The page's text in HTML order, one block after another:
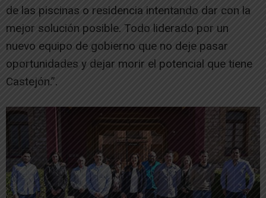
de las piscinas o residencia intentando dar con la
mejor solución posible. Todo liderado por un
nuevo equipo de gobierno que no deje pasar
oportunidades y dejar morir el potencial que tiene
Castejón.”.